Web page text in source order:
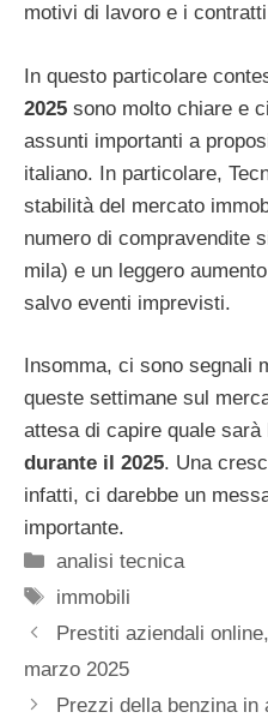
motivi di lavoro e i
In questo particolare
2025 sono molto chiare e
assunti importanti a
italiano. In particolare,
stabilità del mercato
numero di compravendite
mila) e un leggero
salvo eventi imprevisti.
Insomma, ci sono segnali
queste settimane sul
attesa di capire quale sarà
durante il 2025. Una
infatti, ci darebbe un
importante.
Categorie
analisi tecnica
Tag
immobili
Prestiti aziendali
marzo 2025
Prezzi della benzina in